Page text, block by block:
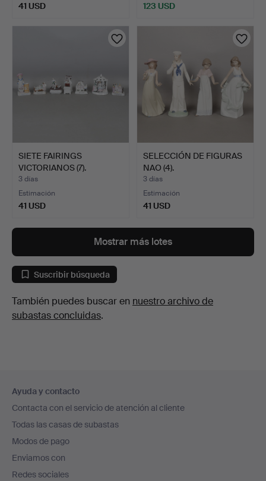
41 USD 123 USD
SIETE FAIRINGS
VICTORIANOS (7).
3 días
Estimación
41 USD
SELECCIÓN DE FIGURAS
NAO (4).
3 días
Estimación
41 USD
Mostrar más lotes
Suscribir búsqueda
También puedes buscar en nuestro archivo de
subastas concluidas.
en
el
pie
de
página
Ayuda y contacto
Contacta con el servicio de atención al cliente
Todas las casas de subastas
Modos de pago
Enviamos con
Redes sociales